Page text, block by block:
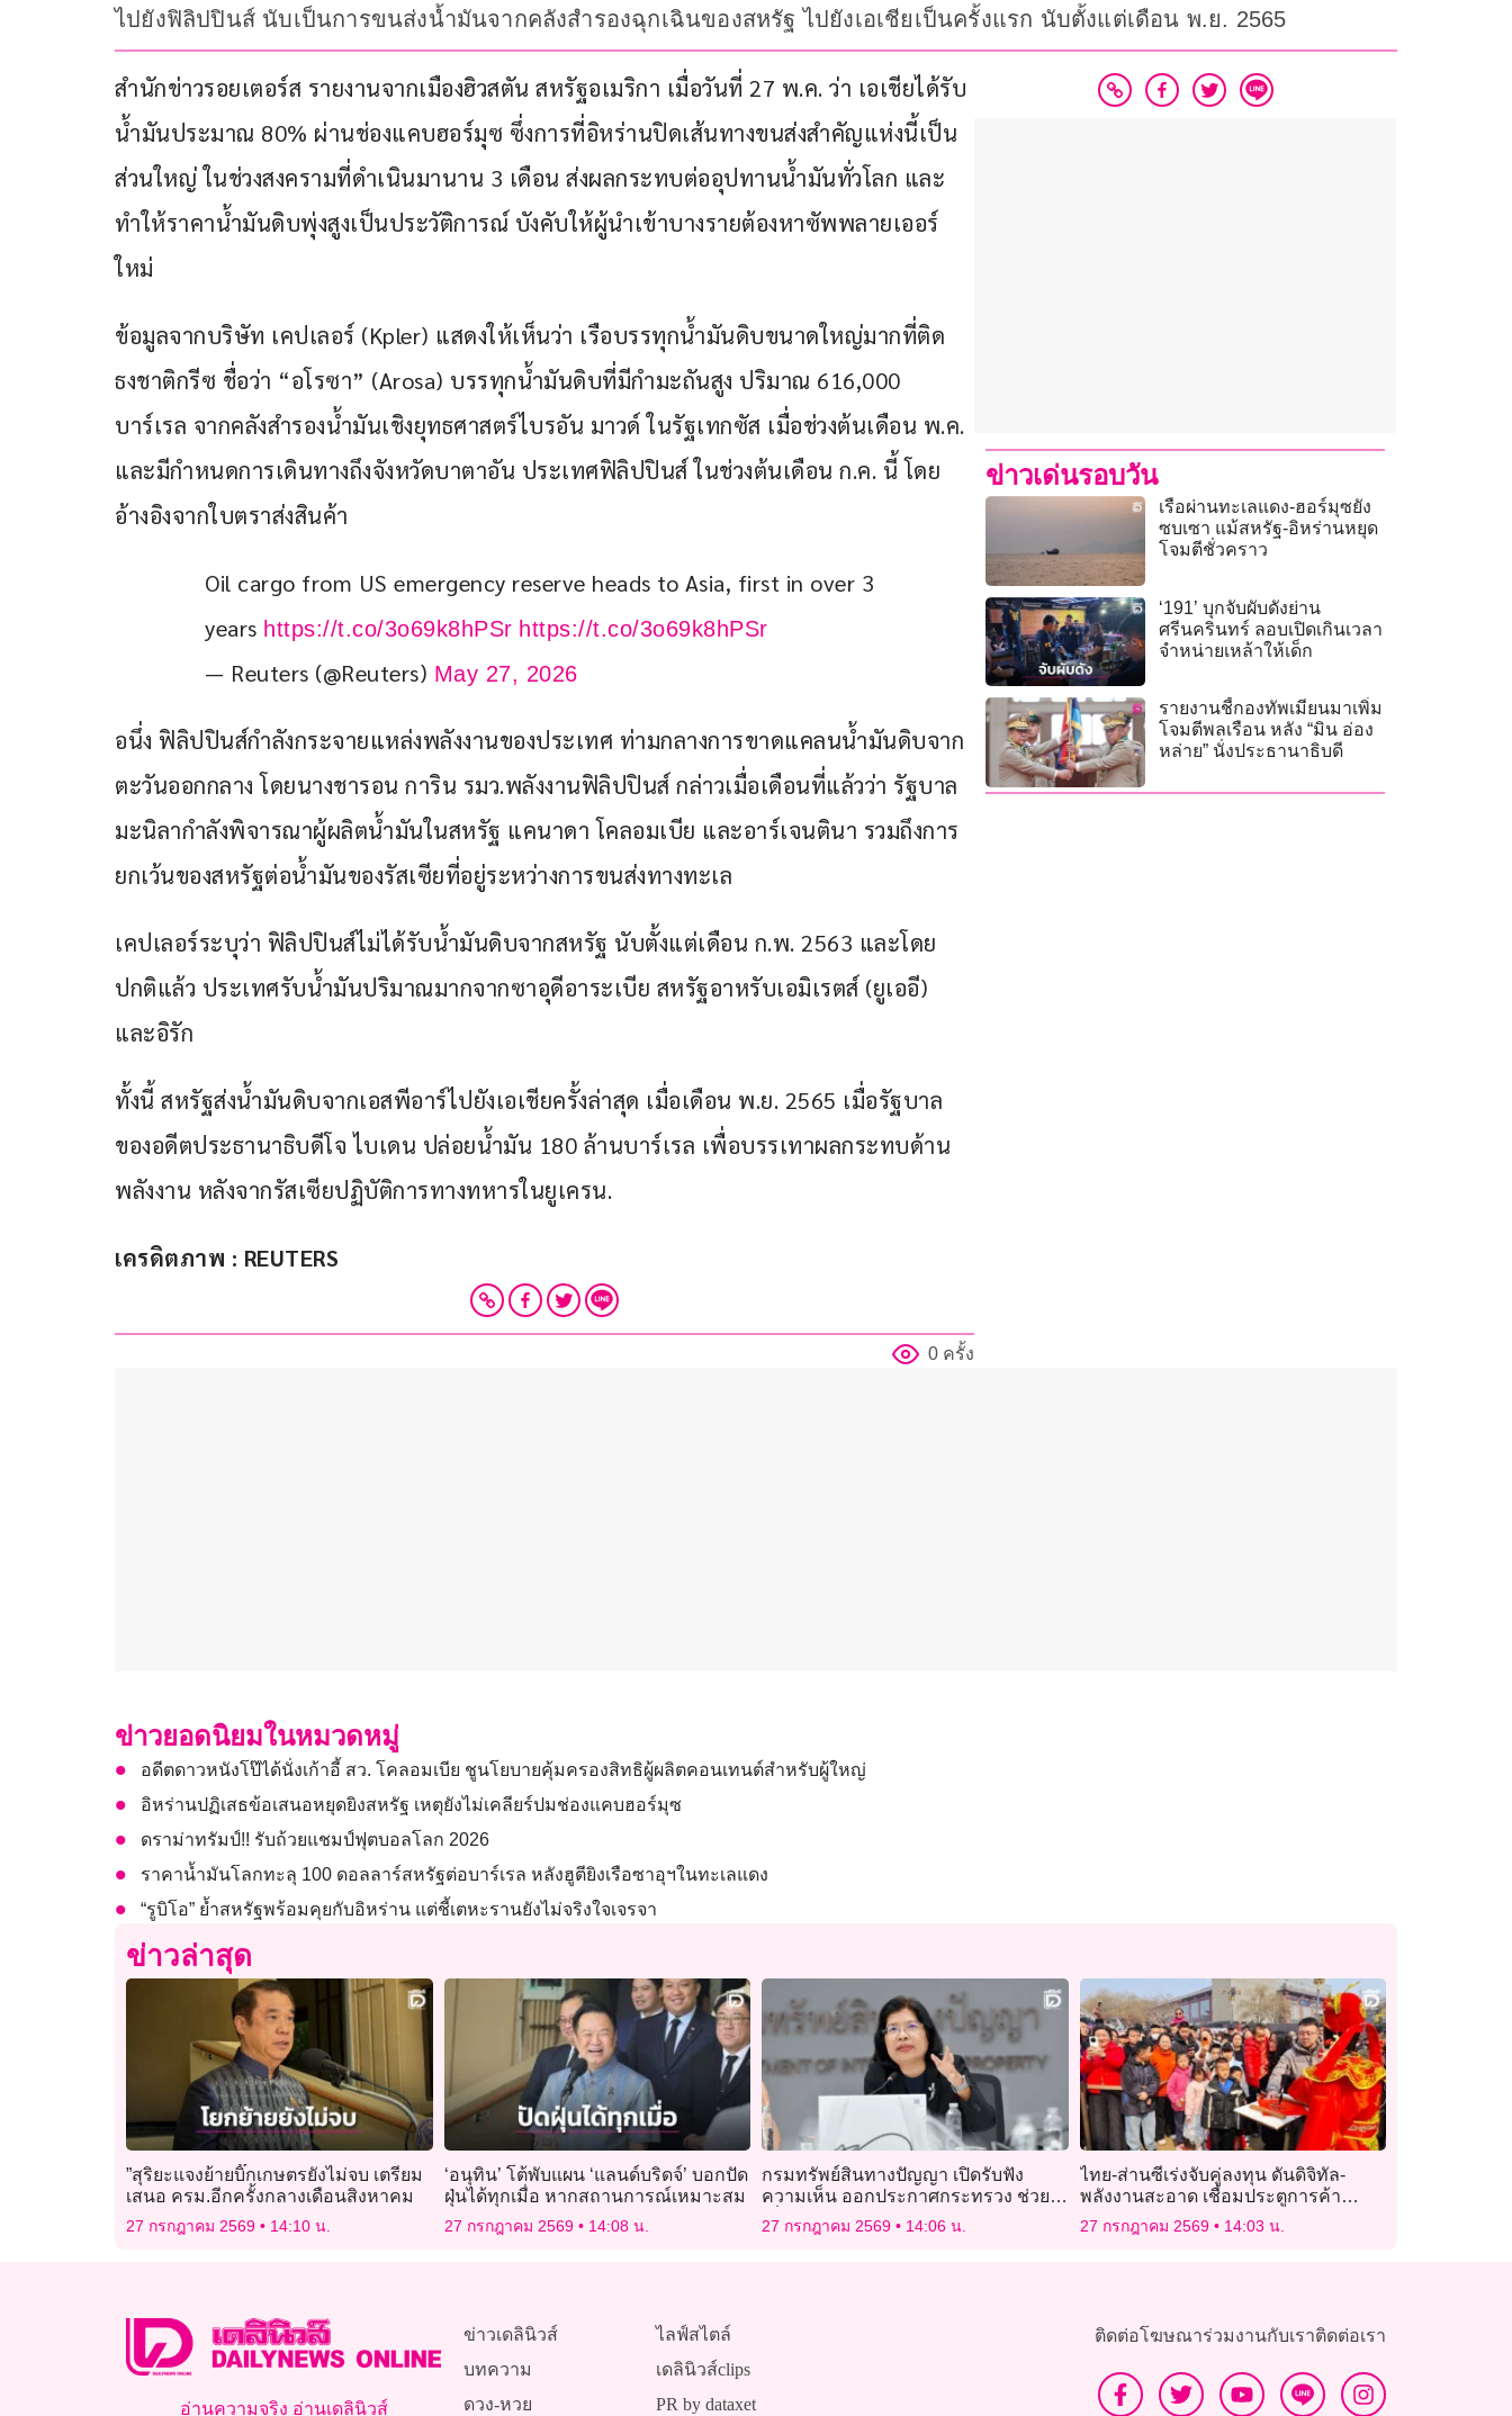
ไปยังฟิลิปปินส์ นับเป็นการขนส่งน้ำมันจากคลังสำรองฉุกเฉินของสหรัฐ ไปยังเอเชียเป็นครั้งแรก นับตั้งแต่เดือน พ.ย. 2565
สำนักข่าวรอยเตอร์ส รายงานจากเมืองฮิวสตัน สหรัฐอเมริกา เมื่อวันที่ 27 พ.ค. ว่า เอเชียได้รับ
น้ำมันประมาณ 80% ผ่านช่องแคบฮอร์มุซ ซึ่งการที่อิหร่านปิดเส้นทางขนส่งสำคัญแห่งนี้เป็น
ส่วนใหญ่ ในช่วงสงครามที่ดำเนินมานาน 3 เดือน ส่งผลกระทบต่ออุปทานน้ำมันทั่วโลก และ
ทำให้ราคาน้ำมันดิบพุ่งสูงเป็นประวัติการณ์ บังคับให้ผู้นำเข้าบางรายต้องหาซัพพลายเออร์
ใหม่
ข้อมูลจากบริษัท เคปเลอร์ (Kpler) แสดงให้เห็นว่า เรือบรรทุกน้ำมันดิบขนาดใหญ่มากที่ติด
ธงชาติกรีซ ชื่อว่า “อโรซา” (Arosa) บรรทุกน้ำมันดิบที่มีกำมะถันสูง ปริมาณ 616,000
บาร์เรล จากคลังสำรองน้ำมันเชิงยุทธศาสตร์ไบรอัน มาวด์ ในรัฐเทกซัส เมื่อช่วงต้นเดือน พ.ค.
และมีกำหนดการเดินทางถึงจังหวัดบาตาอัน ประเทศฟิลิปปินส์ ในช่วงต้นเดือน ก.ค. นี้ โดย
อ้างอิงจากใบตราส่งสินค้า
Oil cargo from US emergency reserve heads to Asia, first in over 3
years https://t.co/3o69k8hPSr https://t.co/3o69k8hPSr
— Reuters (@Reuters) May 27, 2026
อนึ่ง ฟิลิปปินส์กำลังกระจายแหล่งพลังงานของประเทศ ท่ามกลางการขาดแคลนน้ำมันดิบจาก
ตะวันออกกลาง โดยนางชารอน การิน รมว.พลังงานฟิลิปปินส์ กล่าวเมื่อเดือนที่แล้วว่า รัฐบาล
มะนิลากำลังพิจารณาผู้ผลิตน้ำมันในสหรัฐ แคนาดา โคลอมเบีย และอาร์เจนตินา รวมถึงการ
ยกเว้นของสหรัฐต่อน้ำมันของรัสเซียที่อยู่ระหว่างการขนส่งทางทะเล
เคปเลอร์ระบุว่า ฟิลิปปินส์ไม่ได้รับน้ำมันดิบจากสหรัฐ นับตั้งแต่เดือน ก.พ. 2563 และโดย
ปกติแล้ว ประเทศรับน้ำมันปริมาณมากจากซาอุดีอาระเบีย สหรัฐอาหรับเอมิเรตส์ (ยูเออี)
และอิรัก
ทั้งนี้ สหรัฐส่งน้ำมันดิบจากเอสพีอาร์ไปยังเอเชียครั้งล่าสุด เมื่อเดือน พ.ย. 2565 เมื่อรัฐบาล
ของอดีตประธานาธิบดีโจ ไบเดน ปล่อยน้ำมัน 180 ล้านบาร์เรล เพื่อบรรเทาผลกระทบด้าน
พลังงาน หลังจากรัสเซียปฏิบัติการทางทหารในยูเครน.
เครดิตภาพ : REUTERS
0 ครั้ง
ข่าวเด่นรอบวัน
เรือผ่านทะเลแดง-ฮอร์มุซยัง
ซบเซา แม้สหรัฐ-อิหร่านหยุด
โจมตีชั่วคราว
‘191’ บุกจับผับดังย่าน
ศรีนครินทร์ ลอบเปิดเกินเวลา
จำหน่ายเหล้าให้เด็ก
รายงานชี้กองทัพเมียนมาเพิ่ม
โจมตีพลเรือน หลัง “มิน อ่อง
หล่าย” นั่งประธานาธิบดี
ข่าวยอดนิยมในหมวดหมู่
อดีตดาวหนังโป๊ได้นั่งเก้าอี้ สว. โคลอมเบีย ชูนโยบายคุ้มครองสิทธิผู้ผลิตคอนเทนต์สำหรับผู้ใหญ่
อิหร่านปฏิเสธข้อเสนอหยุดยิงสหรัฐ เหตุยังไม่เคลียร์ปมช่องแคบฮอร์มุซ
ดราม่าทรัมป์!! รับถ้วยแชมป์ฟุตบอลโลก 2026
ราคาน้ำมันโลกทะลุ 100 ดอลลาร์สหรัฐต่อบาร์เรล หลังฮูตียิงเรือซาอุฯในทะเลแดง
“รูบิโอ” ย้ำสหรัฐพร้อมคุยกับอิหร่าน แต่ชี้เตหะรานยังไม่จริงใจเจรจา
ข่าวล่าสุด
”สุริยะแจงย้ายบิ๊กเกษตรยังไม่จบ เตรียม
เสนอ ครม.อีกครั้งกลางเดือนสิงหาคม
27 กรกฎาคม 2569 14:10 น.
‘อนุทิน’ โต้พับแผน ‘แลนด์บริดจ์’ บอกปัด
ฝุ่นได้ทุกเมื่อ หากสถานการณ์เหมาะสม
27 กรกฎาคม 2569 14:08 น.
กรมทรัพย์สินทางปัญญา เปิดรับฟัง
ความเห็น ออกประกาศกระทรวง ช่วย
เพิ่มการเรียนรู้แก่พิการ
27 กรกฎาคม 2569 14:06 น.
ไทย-ส่านซีเร่งจับคู่ลงทุน ดันดิจิทัล-
พลังงานสะอาด เชื่อมประตูการค้า
อาเซียน
27 กรกฎาคม 2569 14:03 น.
อ่านความจริง อ่านเดลินิวส์
ข่าวเดลินิวส์
บทความ
ดวง-หวย
ไลฟ์สไตล์
เดลินิวส์clips
PR by dataxet
ติดต่อโฆษณาร่วมงานกับเราติดต่อเรา